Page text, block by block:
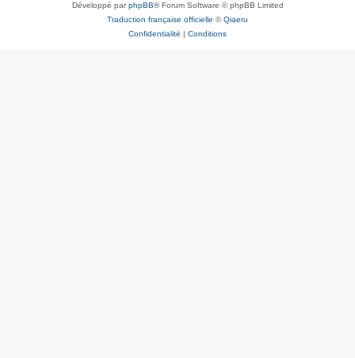
Développé parphpBB® Forum Software © phpBB Limited
Traduction française officielle ©Qiaeru
Confidentialité | Conditions